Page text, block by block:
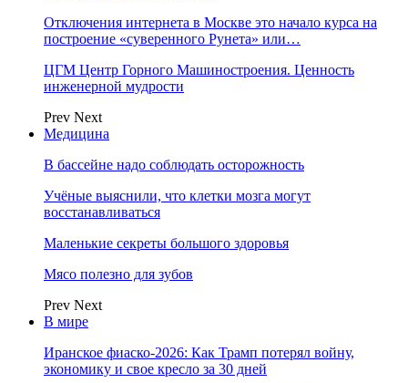
Отключения интернета в Москве это начало курса на
построение «суверенного Рунета» или…
ЦГМ Центр Горного Машиностроения. Ценность
инженерной мудрости
Prev Next
Медицина
В бассейне надо соблюдать осторожность
Учёные выяснили, что клетки мозга могут
восстанавливаться
Маленькие секреты большого здоровья
Мясо полезно для зубов
Prev Next
В мире
Иранское фиаско-2026: Как Трамп потерял войну,
экономику и свое кресло за 30 дней